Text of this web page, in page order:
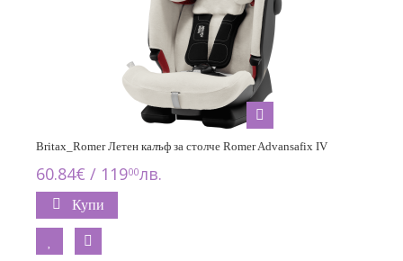
Britax_Romer Летен калъф за столче Romer Advansafix IV
60.84€ / 11900лв.
Купи